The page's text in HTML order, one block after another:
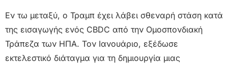
Εν τω μεταξύ, ο Τραμπ έχει λάβει σθεναρή στάση κατά
της εισαγωγής ενός CBDC από την Ομοσπονδιακή
Τράπεζα των ΗΠΑ. Τον Ιανουάριο, εξέδωσε
εκτελεστικό διάταγμα για τη δημιουργία μιας